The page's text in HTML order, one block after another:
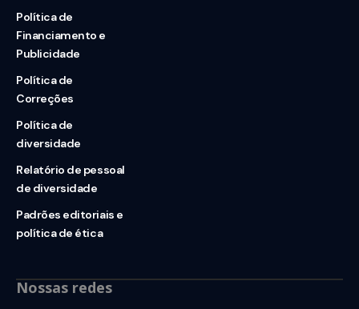
Política de
Financiamento e
Publicidade
Política de
Correções
Política de
diversidade
Relatório de pessoal
de diversidade
Padrões editoriais e
política de ética
Nossas redes